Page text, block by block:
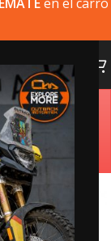
no está
en